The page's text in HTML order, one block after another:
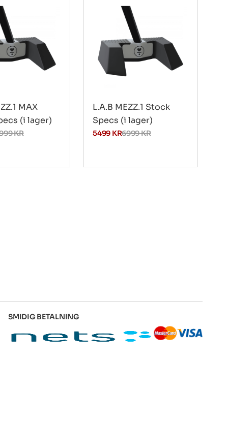
MAX
(i lager)
KR
L.A.B MEZZ.1 Stock
Specs (i lager)
6999KR
5499 KR
SMIDIG BETALNING